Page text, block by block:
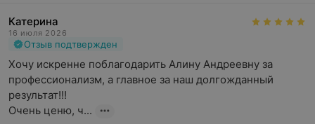
Катерина
16 июля 2026
Отзыв подтвержден
Хочу искренне поблагодарить Алину Андреевну за
профессионализм, а главное за наш долгожданный
результат!!!
Очень ценю, ч...